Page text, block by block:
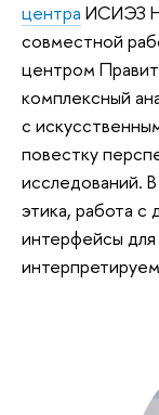
центра ИСИЭЗ
совместной
центром
комплексный
с
повестку
исследований.
этика, работа с
интерфейсы